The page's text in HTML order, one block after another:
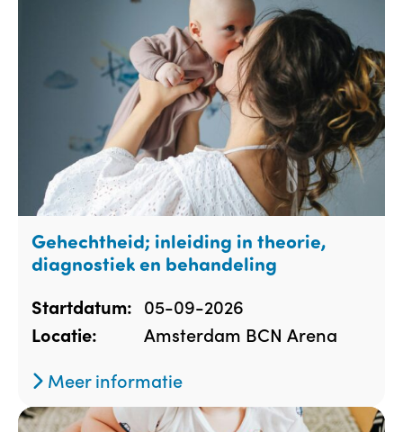
Gehechtheid; inleiding in theorie,
diagnostiek en behandeling
Startdatum: 05-09-2026
Locatie:
Amsterdam BCN Arena
Meer informatie